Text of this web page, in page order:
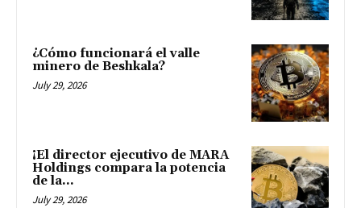
¿Cómo funcionará el valle
minero de Beshkala?
July 29, 2026
¡El director ejecutivo de MARA
Holdings compara la potencia
de la...
July 29, 2026